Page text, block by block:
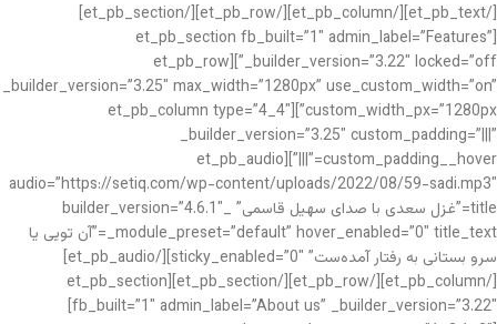
[/et_pb_text][/et_pb_column][/et_pb_row][/et_pb_section]
[et_pb_section fb_built=”1″ admin_label=”Features”
_builder_version=”3.22″ locked=”off”][et_pb_row
_builder_version=”3.25″ max_width=”1280px” use_custom_width=”on”
custom_width_px=”1280px”][et_pb_column type=”4_4″
_builder_version=”3.25″ custom_padding=”|||”
custom_padding__hover=”|||”][et_pb_audio
audio=”https://setiq.com/wp-content/uploads/2022/08/59-sadi.mp3″
title=”غزل سعدی با صدای سهیل قاسمی” _builder_version=”4.6.1″
_module_preset=”default” hover_enabled=”0″ title_text=”آن تویی یا
سرو بستانی به رفتار آمده‌ست” sticky_enabled=”0″][/et_pb_audio]
[/et_pb_column][/et_pb_row][/et_pb_section][et_pb_section
fb_built=”1″ admin_label=”About us” _builder_version=”3.22″]